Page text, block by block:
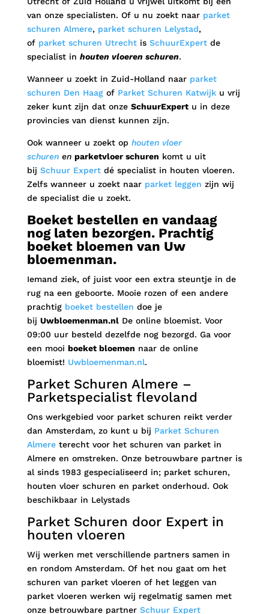
van onze specialisten. Of u nu zoekt naarparket
schuren Almere, parket schuren Lelystad,
of parket schuren Utrechtis SchuurExpertde
specialist in houten vloeren schuren.
Wanneer u zoekt in Zuid-Holland naar parket
schuren Den Haagof Parket Schuren Katwijku vrij
zeker kunt zijn dat onze SchuurExpertu in deze
provincies van dienst kunnen zijn.
Ook wanneer u zoekt op houten vloer
schurenen parketvloer schuren komt u uit
bij Schuur Expertdé specialist in houten vloeren.
Zelfs wanneer u zoekt naar parket leggen zijn wij
de specialist die u zoekt.
Boeket bestellen en vandaag
nog laten bezorgen. Prachtig
boeket bloemen van Uw
bloemenman.
Iemand ziek, of juist voor een extra steuntje in de
rug na een geboorte. Mooie rozen of een andere
prachtig boeket bestellen doe je
bij Uwbloemenman.nlDe online bloemist. Voor
09:00 uur besteld dezelfde nog bezorgd. Ga voor
een mooi boeket bloemen naar de online
bloemist! Uwbloemenman.nl.
Parket Schuren Almere –
Parketspecialist flevoland
Ons werkgebied voor parket schuren reikt verder
dan Amsterdam, zo kunt u bij Parket Schuren
Almereterecht voor het schuren van parket in
Almere en omstreken. Onze betrouwbare partner is
al sinds 1983 gespecialiseerd in; parket schuren,
houten vloer schuren en parket onderhoud. Ook
beschikbaar in Lelystads
Parket Schuren door Expert in
houten vloeren
Wij werken met verschillende partners samen in
en rondom Amsterdam. Of het nou gaat om het
schuren van parket vloeren of het leggen van
parket vloeren werken wij regelmatig samen met
onze betrouwbare partner Schuur Expert